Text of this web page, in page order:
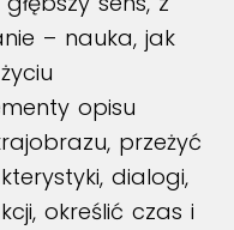
– nauka, jak
opisu
przeżyć
dialogi,
określić czas i